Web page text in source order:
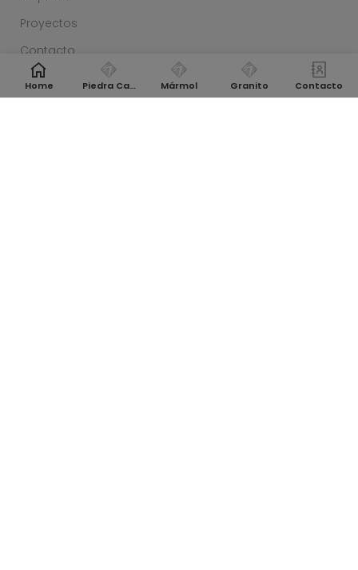
Proyectos
Contacto
Blog
Home Piedra Caliza Mármol Granito Contacto